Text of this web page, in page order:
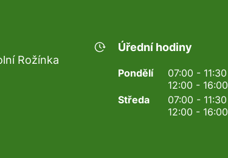
Rožínka
Úřední hodiny
Pondělí
07:00 - 11:30
12:00 - 16:00
Středa
07:00 - 11:30
12:00 - 16:00